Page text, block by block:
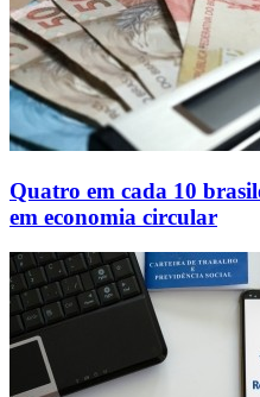
Quatro em cada 10
em economia circular